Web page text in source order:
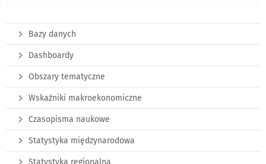
Bazy danych
Dashboardy
Obszary tematyczne
Wskaźniki makroekonomiczne
Czasopisma naukowe
Statystyka międzynarodowa
Statystyka regionalna